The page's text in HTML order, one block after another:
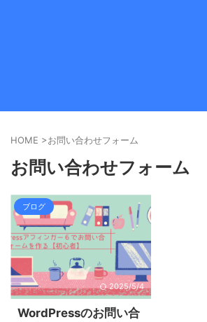
HOME >お問い合わせフォーム
お問い合わせフォーム
ブログ
2025/5/4
WordPressのお問い合